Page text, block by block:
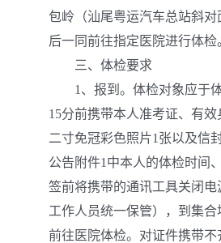
包岭（汕尾粤运汽车总站斜对
后一同前往指定医院进行体检
三、体检要求
1、报到。体检对象应于体
15分前携带本人准考证、有效
二寸免冠彩色照片1张以及信
公告附件1中本人的体检时间
签前将携带的通讯工具关闭电
工作人员统一保管），到集合
前往医院体检。对证件携带不